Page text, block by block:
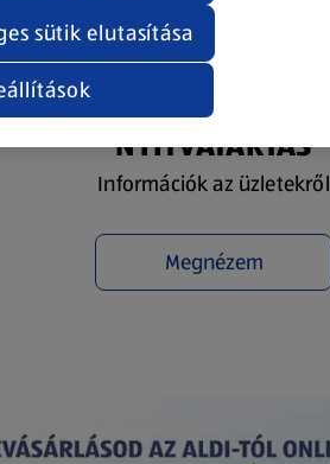
ÜZLETKERESŐ ÉS
NYITVATARTÁS
Információk az üzletekről
Megnézem
sütik elutasítása